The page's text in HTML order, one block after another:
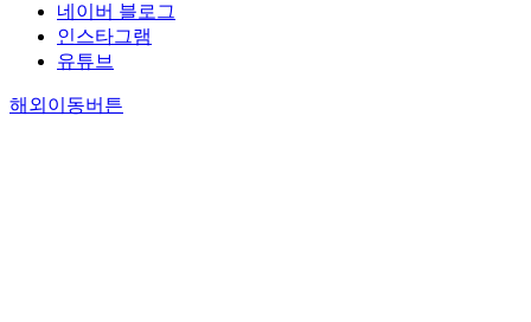
네이버 블로그
인스타그램
유튜브
해외이동버튼